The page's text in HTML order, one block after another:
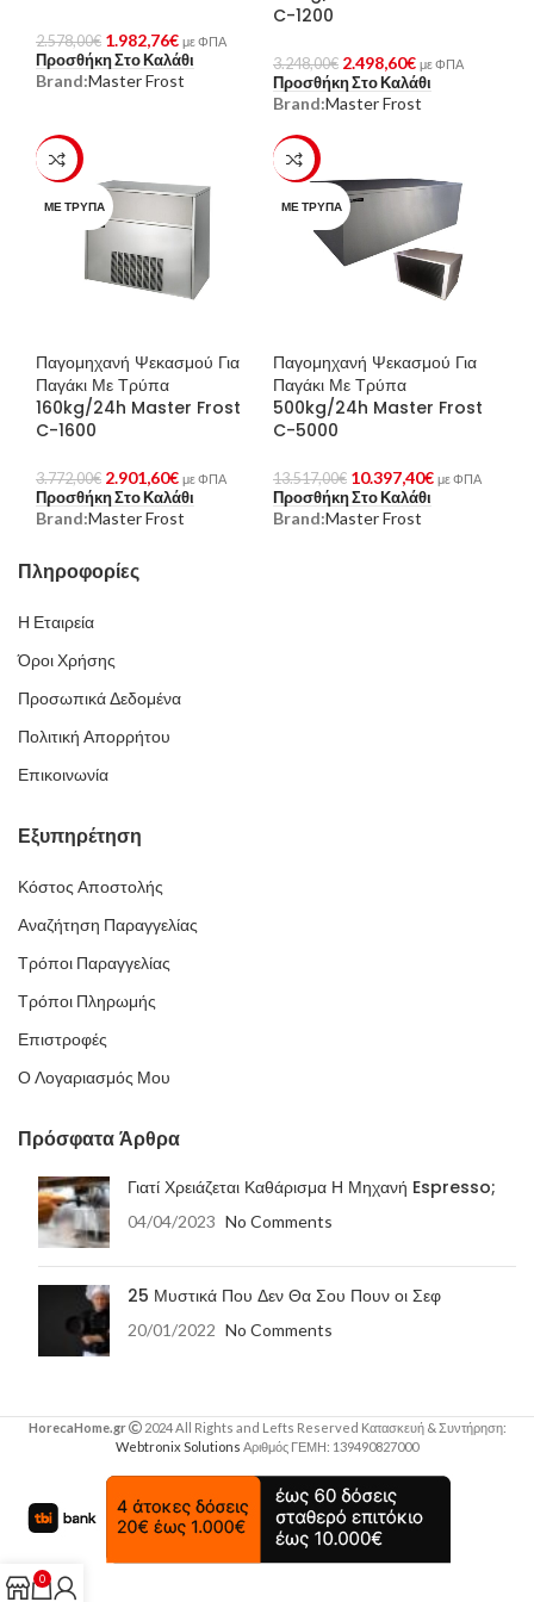
2.578,00€ 1.982,76€ με ΦΠΑ
Προσθήκη Στο Καλάθι
Brand:Master Frost
C-1200
3.248,00€ 2.498,60€ με ΦΠΑ
Προσθήκη Στο Καλάθι
Brand:Master Frost
-23%
ΜΕ ΤΡΎΠΑ
Παγομηχανή Ψεκασμού Για
Παγάκι Με Τρύπα
160kg/24h Master Frost
C-1600
3.772,00€ 2.901,60€ με ΦΠΑ
Προσθήκη Στο Καλάθι
Brand:Master Frost
-23%
ΜΕ ΤΡΎΠΑ
Παγομηχανή Ψεκασμού Για
Παγάκι Με Τρύπα
500kg/24h Master Frost
C-5000
13.517,00€ 10.397,40€ με ΦΠΑ
Προσθήκη Στο Καλάθι
Brand:Master Frost
Πληροφορίες
Η Εταιρεία
Όροι Χρήσης
Προσωπικά Δεδομένα
Πολιτική Απορρήτου
Επικοινωνία
Εξυπηρέτηση
Κόστος Αποστολής
Αναζήτηση Παραγγελίας
Τρόποι Παραγγελίας
Τρόποι Πληρωμής
Επιστροφές
Ο Λογαριασμός Μου
Πρόσφατα Άρθρα
Γιατί Χρειάζεται Καθάρισμα Η Μηχανή Espresso;
04/04/2023 No Comments
25 Μυστικά Που Δεν Θα Σου Πουν οι Σεφ
20/01/2022 No Comments
HorecaHome.gr
2024 All Rights and Lefts Reserved Κατασκευή & Συντήρηση:
Webtronix Solutions Αριθμός ΓΕΜΗ: 139490827000
0